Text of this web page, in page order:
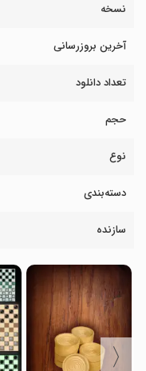
نسخه
آخرین بروزرسانی
تعداد دانلود
حجم
نوع
دسته‌بندی
سازنده
〈